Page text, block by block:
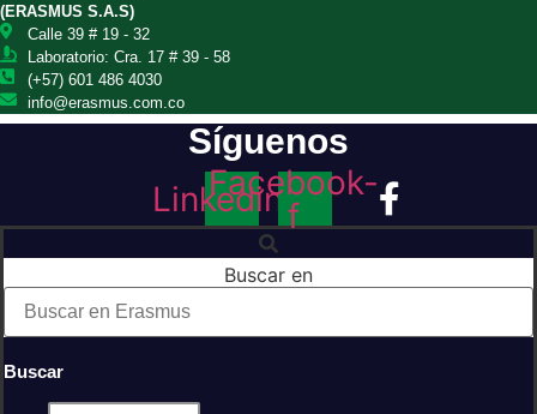
(ERASMUS S.A.S)
Calle 39 # 19 - 32
Laboratorio: Cra. 17 # 39 - 58
(+57) 601 486 4030
info@erasmus.com.co
Síguenos
Linkedin
Facebook-
f
Buscar en
Buscar